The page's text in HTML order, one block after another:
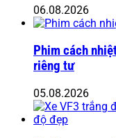
06.08.2026
Phim cách
riêng tư
05.08.2026